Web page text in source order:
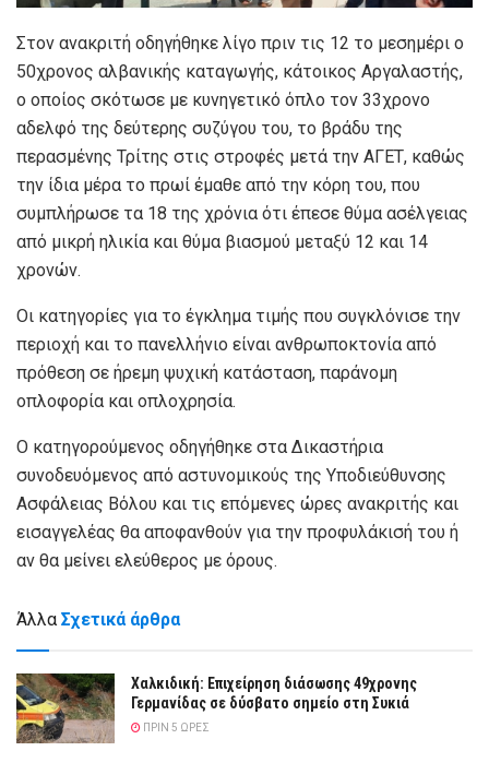
Στον ανακριτή οδηγήθηκε λίγο πριν τις 12 το μεσημέρι ο
50χρονος αλβανικής καταγωγής, κάτοικος Αργαλαστής,
ο οποίος σκότωσε με κυνηγετικό όπλο τον 33χρονο
αδελφό της δεύτερης συζύγου του, το βράδυ της
περασμένης Τρίτης στις στροφές μετά την ΑΓΕΤ, καθώς
την ίδια μέρα το πρωί έμαθε από την κόρη του, που
συμπλήρωσε τα 18 της χρόνια ότι έπεσε θύμα ασέλγειας
από μικρή ηλικία και θύμα βιασμού μεταξύ 12 και 14
χρονών.
Οι κατηγορίες για το έγκλημα τιμής που συγκλόνισε την
περιοχή και το πανελλήνιο είναι ανθρωποκτονία από
πρόθεση σε ήρεμη ψυχική κατάσταση, παράνομη
οπλοφορία και οπλοχρησία.
Ο κατηγορούμενος οδηγήθηκε στα Δικαστήρια
συνοδευόμενος από αστυνομικούς της Υποδιεύθυνσης
Ασφάλειας Βόλου και τις επόμενες ώρες ανακριτής και
εισαγγελέας θα αποφανθούν για την προφυλάκισή του ή
αν θα μείνει ελεύθερος με όρους.
Άλλα Σχετικά άρθρα
Χαλκιδική: Επιχείρηση διάσωσης 49χρονης
Γερμανίδας σε δύσβατο σημείο στη Συκιά
ΠΡΙΝ 5 ΏΡΕΣ